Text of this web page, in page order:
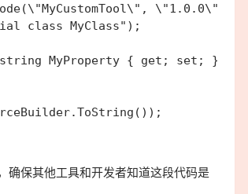
\"1.0.0\")]");
class MyClass");
MyProperty { get; set; }");
确保其他工具和开发者知道这段代码是